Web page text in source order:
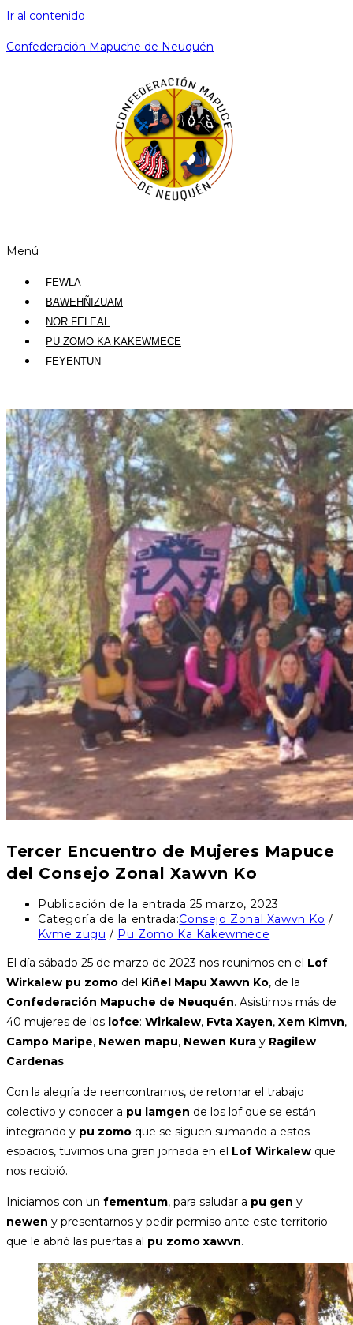
Ir al contenido
Confederación Mapuche de Neuquén
Menú
FEWLA
BAWEHÑIZUAM
NOR FELEAL
PU ZOMO KA KAKEWMECE
FEYENTUN
Tercer Encuentro de Mujeres Mapuce
del Consejo Zonal Xawvn Ko
Publicación de la entrada:25 marzo, 2023
Categoría de la entrada:Consejo Zonal Xawvn Ko /
Kvme zugu / Pu Zomo Ka Kakewmece
El día sábado 25 de marzo de 2023 nos reunimos en el Lof
Wirkalew pu zomo del Kiñel Mapu Xawvn Ko, de la
Confederación Mapuche de Neuquén. Asistimos más de
40 mujeres de los lofce: Wirkalew, Fvta Xayen, Xem Kimvn,
Campo Maripe, Newen mapu, Newen Kura y Ragilew
Cardenas.
Con la alegría de reencontrarnos, de retomar el trabajo
colectivo y conocer a pu lamgen de los lof que se están
integrando y pu zomo que se siguen sumando a estos
espacios, tuvimos una gran jornada en el Lof Wirkalew que
nos recibió.
Iniciamos con un fementum, para saludar a pu gen y
newen y presentarnos y pedir permiso ante este territorio
que le abrió las puertas al pu zomo xawvn.